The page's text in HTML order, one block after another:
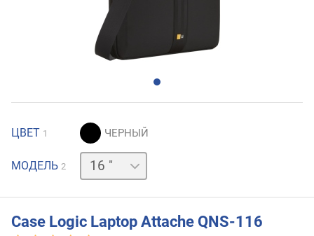
ЦВЕТ 1
МОДЕЛЬ 2
13.3 "
Case Logic Laptop Attache QNS-116